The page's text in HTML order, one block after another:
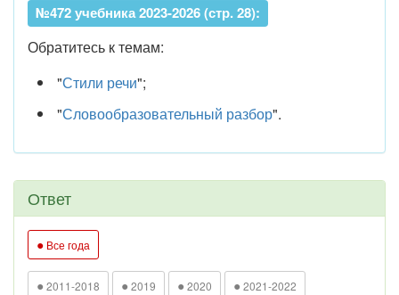
№472 учебника 2023-2026 (стр. 28):
Обратитесь к темам:
"Стили речи";
"Словообразовательный разбор".
Ответ
● Все года
● 2011-2018 ● 2019 ● 2020 ● 2021-2022